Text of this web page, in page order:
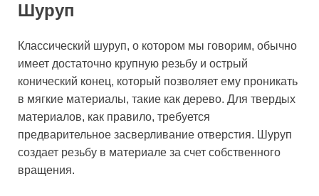
Шуруп
Классический шуруп, о котором мы говорим, обычно
имеет достаточно крупную резьбу и острый
конический конец, который позволяет ему проникать
в мягкие материалы, такие как дерево. Для твердых
материалов, как правило, требуется
предварительное засверливание отверстия. Шуруп
создает резьбу в материале за счет собственного
вращения.